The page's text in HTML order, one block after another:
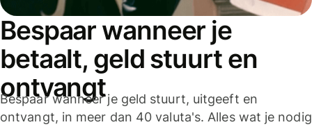
Bespaar wanneer je
betaalt, geld stuurt en
ontvangt
Bespaar wanneer je geld stuurt, uitgeeft en
ontvangt, in meer dan 40 valuta's. Alles wat je nodig